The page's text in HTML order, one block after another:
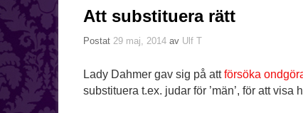
Att substituera rätt
Postat 29 maj, 2014 av Ulf T
Lady Dahmer gav sig på attförsöka
substituera t.ex. judar för ’män’, för att